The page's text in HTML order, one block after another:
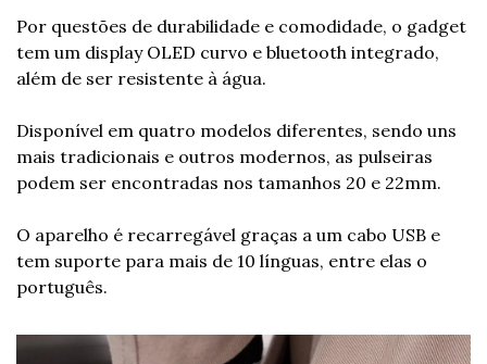
Por questões de durabilidade e comodidade, o gadget
tem um display OLED curvo e bluetooth integrado,
além de ser resistente à água.
Disponível em quatro modelos diferentes, sendo uns
mais tradicionais e outros modernos, as pulseiras
podem ser encontradas nos tamanhos 20 e 22mm.
O aparelho é recarregável graças a um cabo USB e
tem suporte para mais de 10 línguas, entre elas o
português.